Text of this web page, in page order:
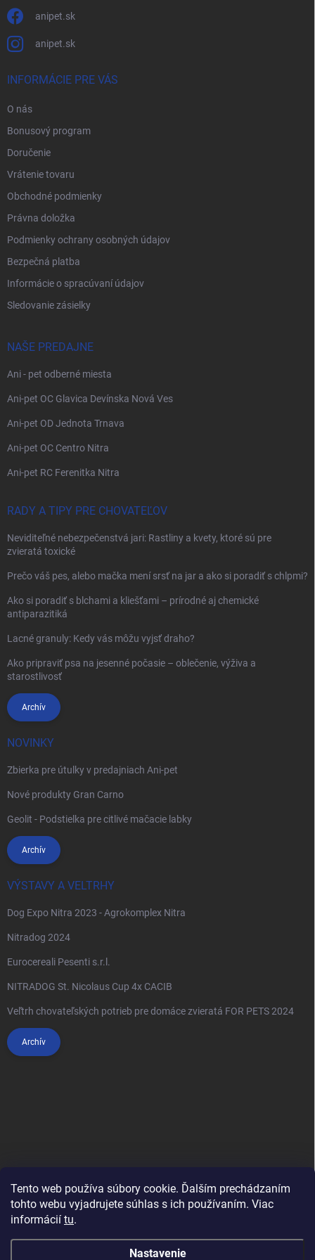
Tento web používa súbory cookie. Ďalším prechádzaním
tohto webu vyjadrujete súhlas s ich používaním. Viac
informácií tu.
Nastavenie
anipet.sk
anipet.sk
INFORMÁCIE PRE VÁS
O nás
Bonusový program
Doručenie
Vrátenie tovaru
Obchodné podmienky
Právna doložka
Podmienky ochrany osobných údajov
Bezpečná platba
Informácie o spracúvaní údajov
Sledovanie zásielky
NAŠE PREDAJNE
Ani - pet odberné miesta
Ani-pet OC Glavica Devínska Nová Ves
Ani-pet OD Jednota Trnava
Ani-pet OC Centro Nitra
Ani-pet RC Ferenitka Nitra
RADY A TIPY PRE CHOVATEĽOV
Neviditeľné nebezpečenstvá jari: Rastliny a kvety, ktoré sú pre
zvieratá toxické
Prečo váš pes, alebo mačka mení srsť na jar a ako si poradiť s chlpmi?
Ako si poradiť s blchami a kliešťami – prírodné aj chemické
antiparazitiká
Lacné granuly: Kedy vás môžu vyjsť draho?
Ako pripraviť psa na jesenné počasie – oblečenie, výživa a
starostlivosť
Archív
NOVINKY
Zbierka pre útulky v predajniach Ani-pet
Nové produkty Gran Carno
Geolit - Podstielka pre citlivé mačacie labky
Archív
VÝSTAVY A VELTRHY
Dog Expo Nitra 2023 - Agrokomplex Nitra
Nitradog 2024
Eurocereali Pesenti s.r.l.
NITRADOG St. Nicolaus Cup 4x CACIB
Veľtrh chovateľských potrieb pre domáce zvieratá FOR PETS 2024
Archív